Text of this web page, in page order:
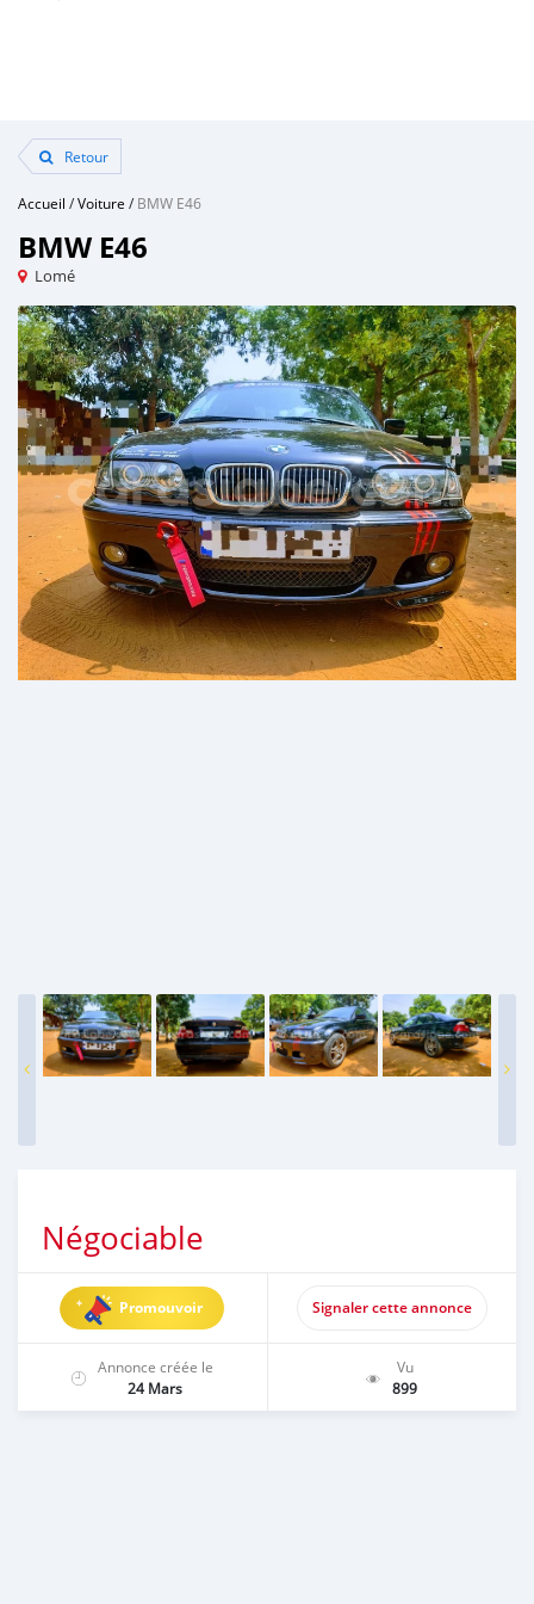
Retour
Accueil /Voiture /BMW E46
BMW E46
Lomé
Négociable
Promouvoir Signaler cette annonce
Annonce créée le
24 Mars
Vu
899